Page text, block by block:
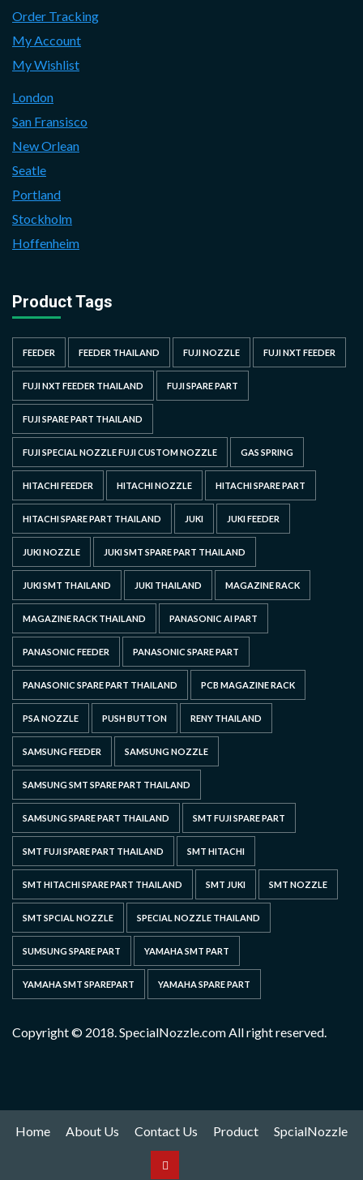
Order Tracking
My Account
My Wishlist
London
San Fransisco
New Orlean
Seatle
Portland
Stockholm
Hoffenheim
Product Tags
FEEDER FEEDER THAILAND FUJI NOZZLE FUJI NXT FEEDER
FUJI NXT FEEDER THAILAND FUJI SPARE PART
FUJI SPARE PART THAILAND
FUJI SPECIAL NOZZLE FUJI CUSTOM NOZZLE GAS SPRING
HITACHI FEEDER HITACHI NOZZLE HITACHI SPARE PART
HITACHI SPARE PART THAILAND JUKI JUKI FEEDER
JUKI NOZZLE JUKI SMT SPARE PART THAILAND
JUKI SMT THAILAND JUKI THAILAND MAGAZINE RACK
MAGAZINE RACK THAILAND PANASONIC AI PART
PANASONIC FEEDER PANASONIC SPARE PART
PANASONIC SPARE PART THAILAND PCB MAGAZINE RACK
PSA NOZZLE PUSH BUTTON RENY THAILAND
SAMSUNG FEEDER SAMSUNG NOZZLE
SAMSUNG SMT SPARE PART THAILAND
SAMSUNG SPARE PART THAILAND SMT FUJI SPARE PART
SMT FUJI SPARE PART THAILAND SMT HITACHI
SMT HITACHI SPARE PART THAILAND SMT JUKI SMT NOZZLE
SMT SPCIAL NOZZLE SPECIAL NOZZLE THAILAND
SUMSUNG SPARE PART YAMAHA SMT PART
YAMAHA SMT SPAREPART YAMAHA SPARE PART
Copyright © 2018. SpecialNozzle.com All right reserved.
Home About Us Contact Us Product SpcialNozzle
Product